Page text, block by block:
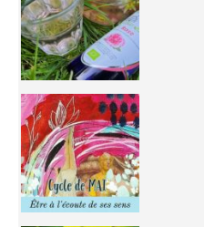
Inhabit your body and understand its